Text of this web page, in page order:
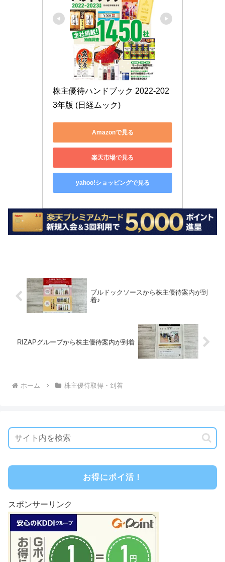
株主優待ハンドブック 2022-202
3年版 (日経ムック)
Amazonで見る
楽天市場で見る
yahoo!ショッピングで見る
ブルドックソースから株主優待案内が到
着♪
RIZAPグループから株主優待案内が到着
ホーム 株主優待取得・到着
お得にポイ活！
スポンサーリンク